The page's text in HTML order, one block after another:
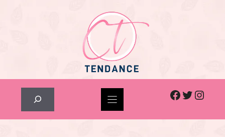
Facebook
Twitter